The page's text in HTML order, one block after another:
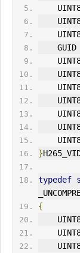
}
typedef
{